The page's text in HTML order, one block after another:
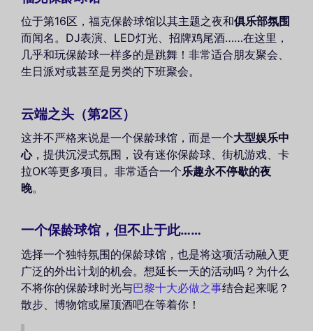
位于第16区，福克保龄球馆以其主题之夜和俱乐部氛围
而闻名。DJ表演、LED灯光、招牌鸡尾酒……在这里，
几乎和玩保龄球一样多的是跳舞！非常适合朋友聚会、
生日派对或甚至是另类的下班聚会。
云端之头（第2区）
这并不严格来说是一个保龄球馆，而是一个大型娱乐中
心，提供沉浸式氛围，设有迷你保龄球、街机游戏、卡
拉OK等更多项目。非常适合一个乐趣永不停歇的夜
晚。
一个保龄球馆，但不止于此……
选择一个独特氛围的保龄球馆，也是将这项活动融入更
广泛的外出计划的机会。想延长一天的活动吗？为什么
不将你的保龄球时光与巴黎十大必做之事结合起来呢？
散步、博物馆或屋顶酒吧在等着你！